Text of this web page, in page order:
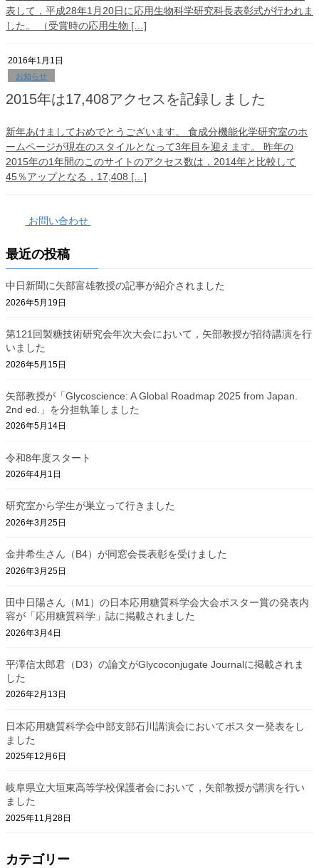
表して，平成28年1月20日に応用生物科学研究科長表彰式が行われま
した。 （受賞時の応用生物 […]
2016年1月1日
お知らせ
2015年は17,408アクセスを記録しました
新年あけましておめでとうございます。 食成分機能化学研究室のホ
ームページが現在のスタイルとなって3年目を迎えます。 昨年の
2015年の1年間のこのサイトのアクセス数は，2014年と比較して
45％アップとなる，17,408 […]
お問い合わせ
最近の投稿
中日新聞に矢部富雄教授の記事が紹介されました
2026年5月19日
第121回製糖技術研究会年次大会において，矢部教授が招待講演を行
いました
2026年5月15日
矢部教授が「Glycoscience: A Global Roadmap 2025 from Japan.
2nd ed.」を分担執筆しました
2026年5月14日
令和8年度スタート
2026年4月1日
研究室から学生が巣立って行きました
2026年3月25日
金井希生さん（B4）が同窓会長表彰を受けました
2026年3月25日
田中日陽さん（M1）の日本応用糖質科学会大会ポスター賞の発表内
容が「応用糖質科学」誌に掲載されました
2026年3月4日
平澤信太郎君（D3）の論文がGlycoconjugate Journalに掲載されま
した
2026年2月13日
日本応用糖質科学会中部支部石川講演会においてポスター発表をし
ました
2025年12月6日
岐阜県立大垣東高等学校保護者会において，矢部教授が講演を行い
ました
2025年11月28日
カテゴリー